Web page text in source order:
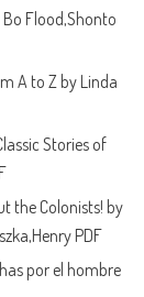
Flood,Shonto
A to Z by Linda
Stories of
the Colonists! by
PDF
por el hombre